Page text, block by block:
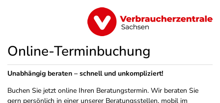
Online-Terminbuchung
Unabhängig beraten – schnell und unkompliziert!
Buchen Sie jetzt online Ihren Beratungstermin. Wir beraten Sie
gern persönlich in einer unserer Beratungsstellen, mobil im